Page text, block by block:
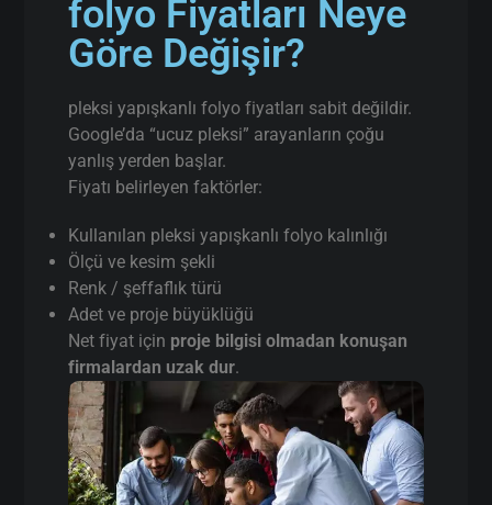
folyo Fiyatları Neye
Göre Değişir?
pleksi yapışkanlı folyo fiyatları sabit değildir.
Google’da “ucuz pleksi” arayanların çoğu
yanlış yerden başlar.
Fiyatı belirleyen faktörler:
Kullanılan pleksi yapışkanlı folyo kalınlığı
Ölçü ve kesim şekli
Renk / şeffaflık türü
Adet ve proje büyüklüğü
Net fiyat için proje bilgisi olmadan konuşan
firmalardan uzak dur.